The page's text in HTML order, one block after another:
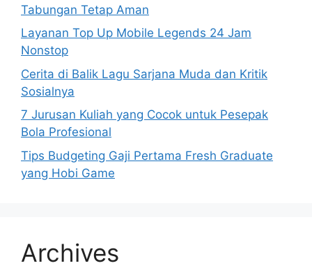
Tabungan Tetap Aman
Layanan Top Up Mobile Legends 24 Jam
Nonstop
Cerita di Balik Lagu Sarjana Muda dan Kritik
Sosialnya
7 Jurusan Kuliah yang Cocok untuk Pesepak
Bola Profesional
Tips Budgeting Gaji Pertama Fresh Graduate
yang Hobi Game
Archives